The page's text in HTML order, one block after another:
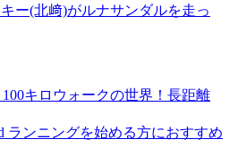
ー(北﨑)がルナサンダルを走っ
100キロウォークの世界！長距離
ランニングを始める方におすすめ